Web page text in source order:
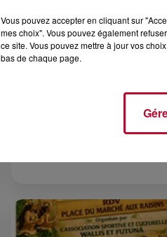
NOS IDÉES DE SORTIE
ayez envie de voyager à
Vous pouvez accepter en cliquant sur
mes choix". Vous pouvez également
ce site. Vous pouvez mettre à jour vos
bas de chaque page.